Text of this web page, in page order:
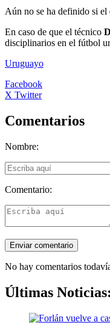
Aún no se ha definido si el
En caso de que el técnico
disciplinarios en el fútbol
Uruguayo
Facebook
X Twitter
Comentarios
Nombre:
Comentario:
No hay comentarios
Últimas Noticias: